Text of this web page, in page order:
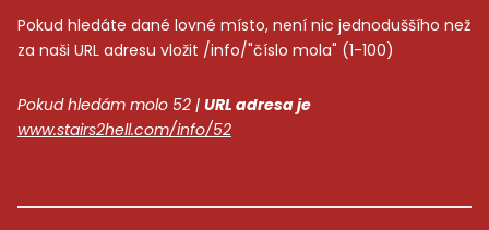
Pokud hledáte dané lovné místo, není nic jednoduššího než
za naši URL adresu vložit /info/"číslo mola" (1-100)
Pokud hledám molo 52 | URL adresa je
www.stairs2hell.com/info/52